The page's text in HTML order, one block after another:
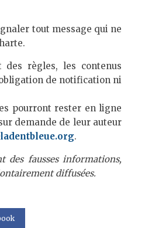
tout message qui ne
des règles, les contenus
de notification ni
pourront rester en ligne
demande de leur auteur
.
des fausses informations,
diffusées.